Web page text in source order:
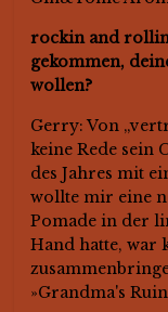
rockin and
gekommen,
wollen?
Gerry: Von
keine Rede sein
des Jahres mit
wollte mir eine
Pomade in der
Hand hatte, war
»Grandma's